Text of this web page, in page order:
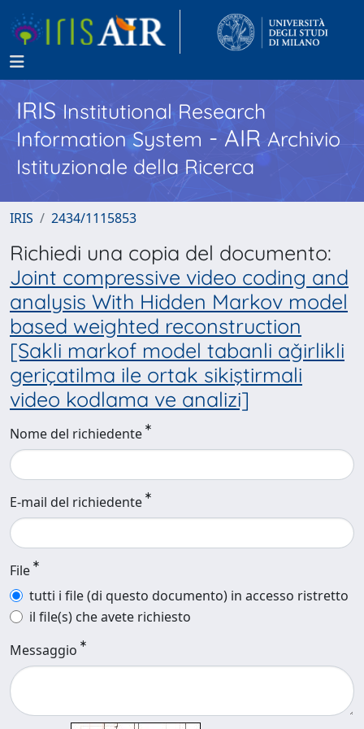
IRISInstitutional Research
Information System - AIR Archivio
Istituzionale della Ricerca
IRIS 2434/1115853
Richiedi una copia del documento:
Joint compressive video coding and
analysis With Hidden Markov model
based weighted reconstruction
[Sakli markof model tabanli aǧirlikli
geriçatilma ile ortak sikiştirmali
video kodlama ve analizi]
Nome del richiedente
E-mail del richiedente
File
tutti i file (di questo documento) in accesso ristretto
il file(s) che avete richiesto
Messaggio